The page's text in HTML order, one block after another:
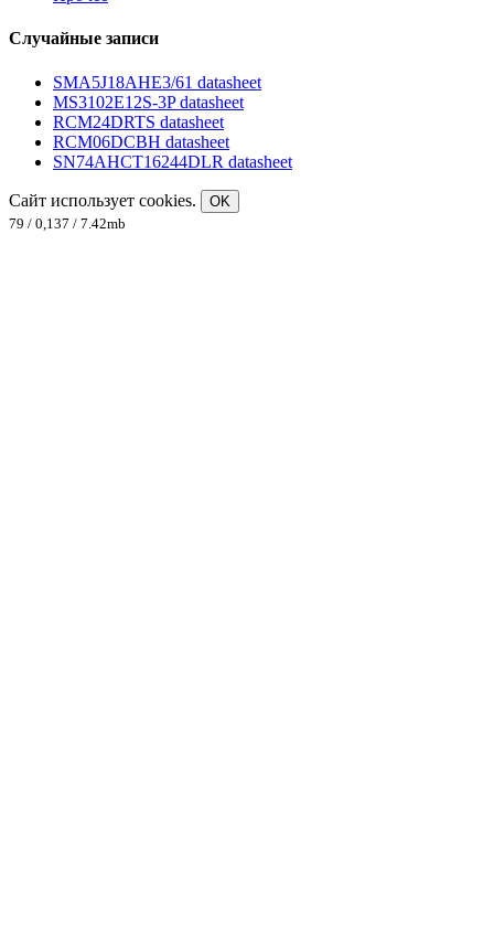
Случайные записи
SMA5J18AHE3/61 datasheet
MS3102E12S-3P datasheet
RCM24DRTS datasheet
RCM06DCBH datasheet
SN74AHCT16244DLR datasheet
Сайт использует cookies.
OK
79 / 0,137 / 7.42mb